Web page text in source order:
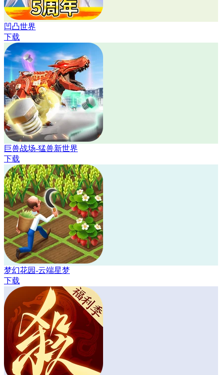
凹凸世界
下载
巨兽战场-猛兽新世界
下载
梦幻花园-云端星梦
下载